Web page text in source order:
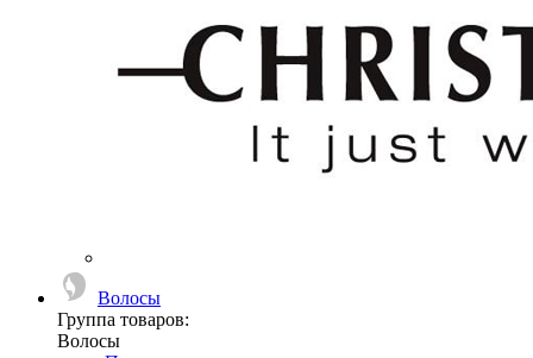
Волосы
Группа товаров:
Волосы